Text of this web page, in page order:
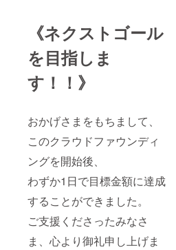
《ネクストゴール
を目指しま
す！！》
おかげさまをもちまして、
このクラウドファウンディ
ングを開始後、
わずか1日で目標金額に達成
することができました。
ご支援くださったみなさ
ま、心より御礼申し上げま